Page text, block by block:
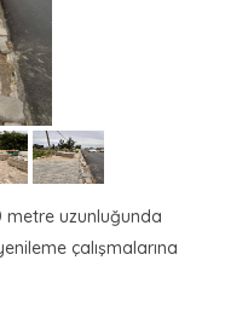
metre uzunluğunda
çalışmalarına